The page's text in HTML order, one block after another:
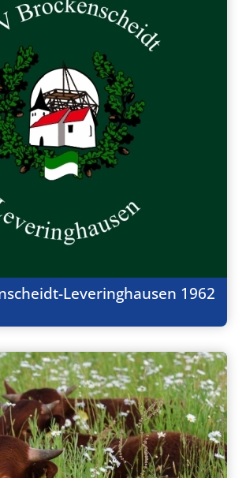
Leveringhausen 1962